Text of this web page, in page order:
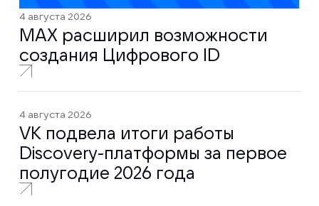
4 августа 2026
MAX расширил возможности
создания Цифрового ID
4 августа 2026
VK подвела итоги работы
Discovery-платформы за первое
полугодие 2026 года